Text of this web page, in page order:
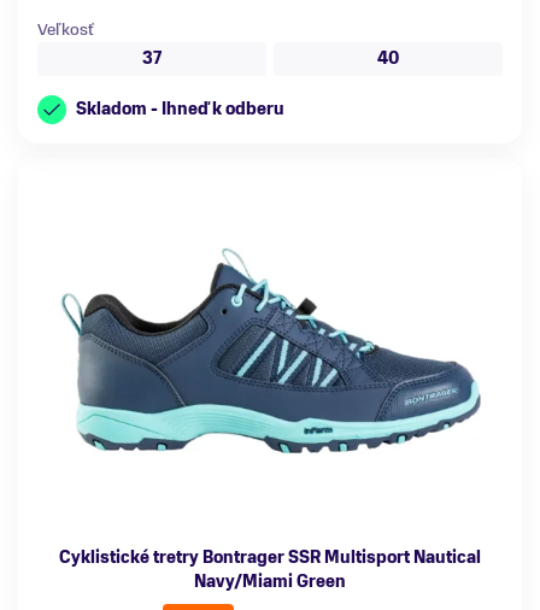
Veľkosť
37
40
Skladom - Ihneď k odberu
Cyklistické tretry Bontrager SSR Multisport Nautical
Navy/Miami Green